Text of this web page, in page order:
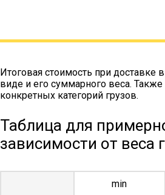
Итоговая стоимость при доставке
виде и его суммарного веса.
конкретных категорий грузов.
Таблица для
зависимости от веса
min